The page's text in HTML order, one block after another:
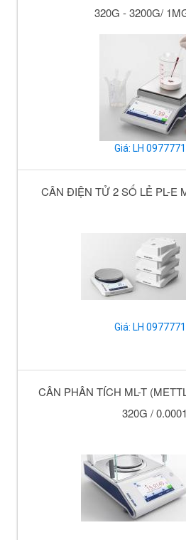
320G - 3200G/
Giá: LH
CÂN ĐIỆN TỬ 2 SỐ LẺ PL-E
Giá: LH
CÂN PHÂN TÍCH ML-T
320G /